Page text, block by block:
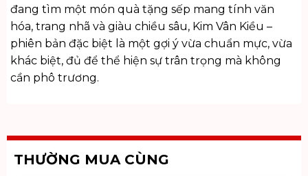
đang tìm một món quà tặng sếp mang tính văn
hóa, trang nhã và giàu chiều sâu, Kim Vân Kiều –
phiên bản đặc biệt là một gợi ý vừa chuẩn mực, vừa
khác biệt, đủ để thể hiện sự trân trọng mà không
cần phô trương.
THƯỜNG MUA CÙNG